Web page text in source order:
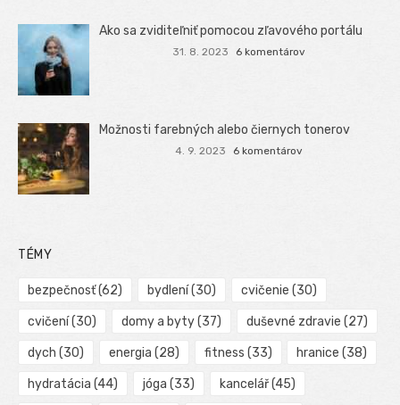
Ako sa zviditeľniť pomocou zľavového portálu
31. 8. 2023 6 komentárov
Možnosti farebných alebo čiernych tonerov
4. 9. 2023 6 komentárov
TÉMY
bezpečnosť(62) bydlení(30) cvičenie (30)
cvičení(30) domy a byty(37) duševné zdravie (27)
dych (30) energia (28) fitness (33) hranice (38)
hydratácia (44) jóga (33) kancelář(45)